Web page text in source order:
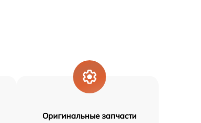
Оригинальные запчасти